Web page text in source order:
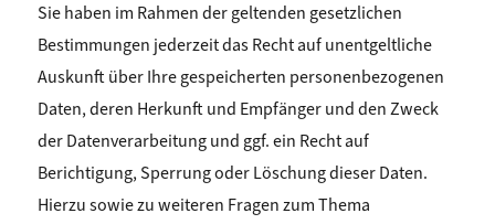
Sie haben im Rahmen der geltenden gesetzlichen
Bestimmungen jederzeit das Recht auf unentgeltliche
Auskunft über Ihre gespeicherten personenbezogenen
Daten, deren Herkunft und Empfänger und den Zweck
der Datenverarbeitung und ggf. ein Recht auf
Berichtigung, Sperrung oder Löschung dieser Daten.
Hierzu sowie zu weiteren Fragen zum Thema